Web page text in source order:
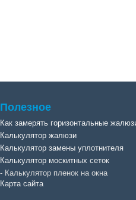
Полезное
Как замерять горизонтальные
Калькулятор жалюзи
Калькулятор замены уплотнителя
Калькулятор москитных сеток
Калькулятор пленок на окна
Карта сайта